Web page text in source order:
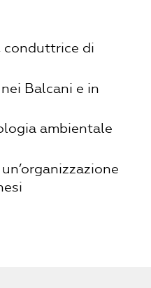
conduttrice di
Balcani e in
ambientale